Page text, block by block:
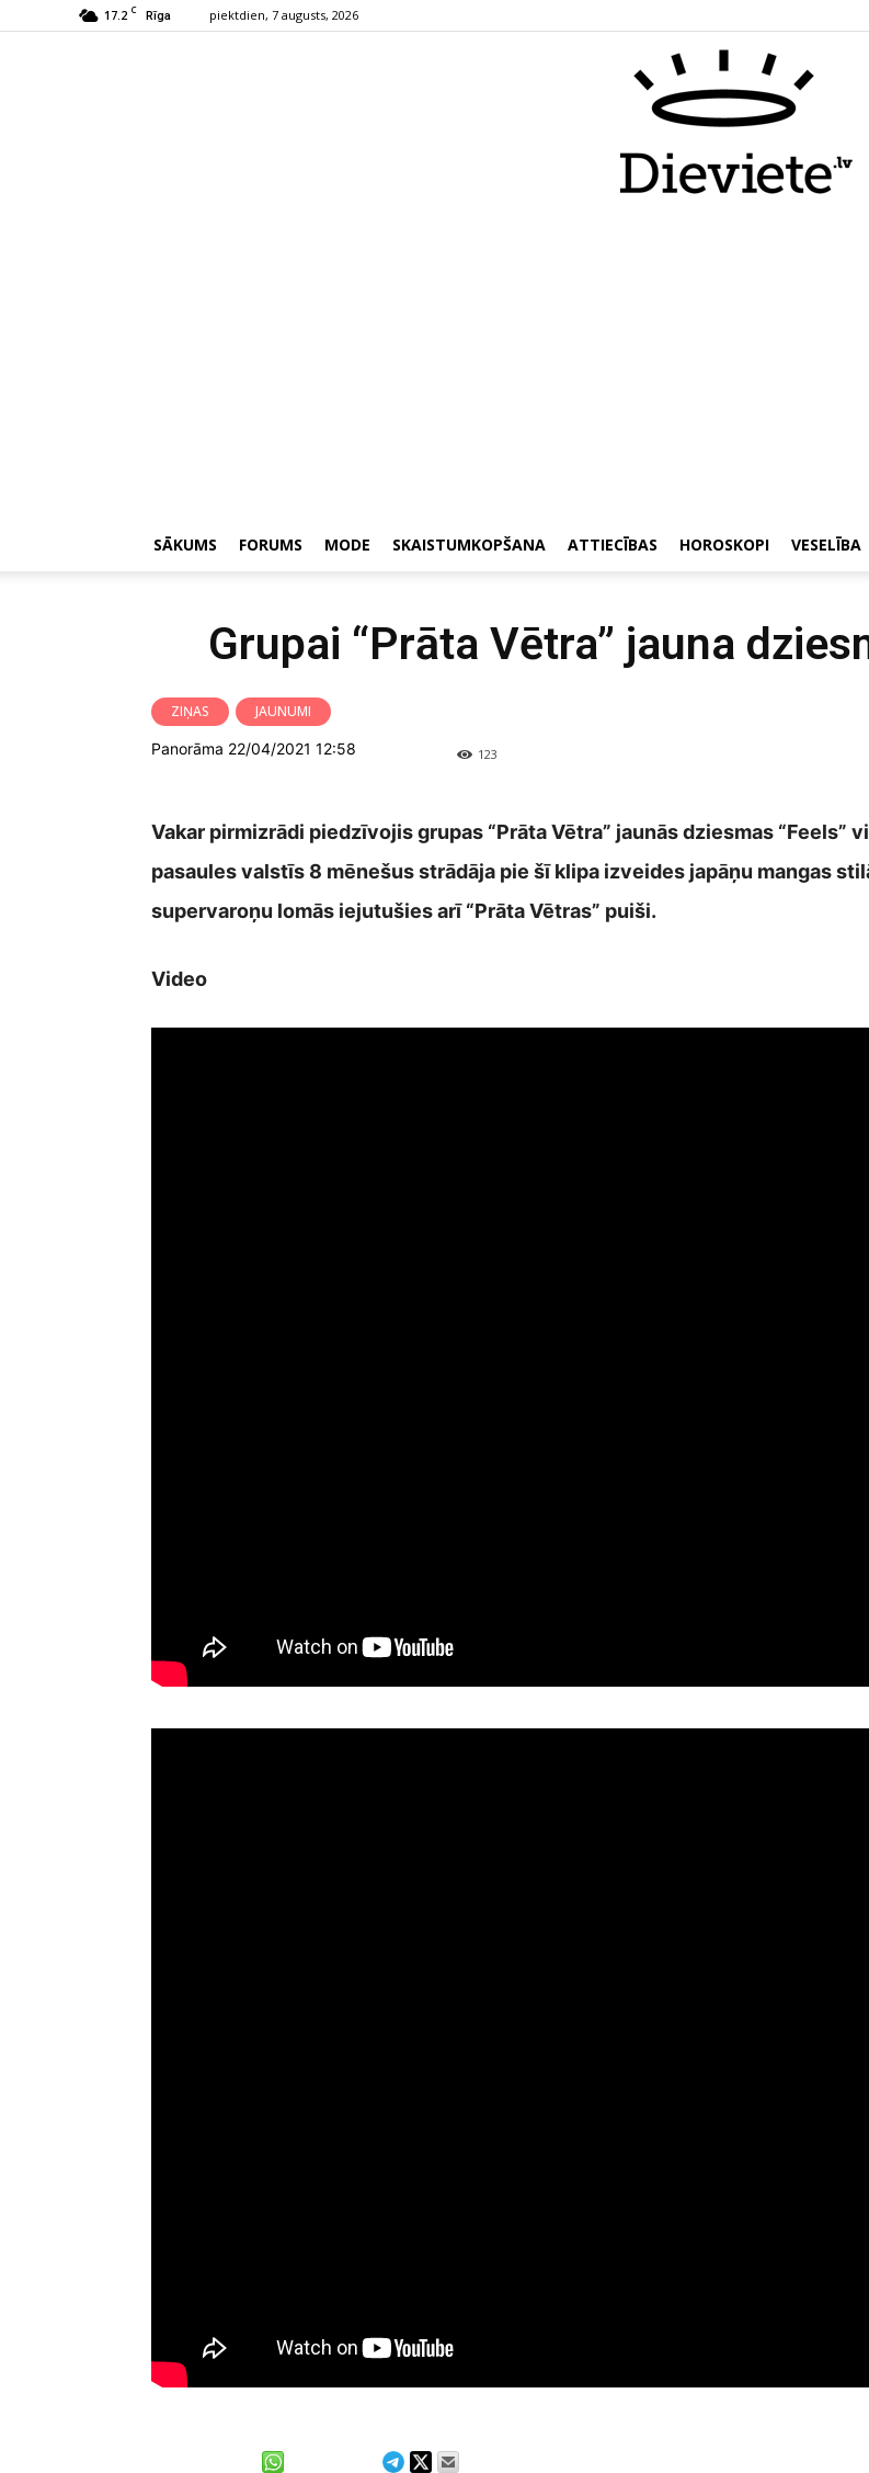
17.2 C Rīga piektdien, 7 augusts, 2026
SĀKUMS FORUMS MODE SKAISTUMKOPŠANA ATTIECĪBAS HOROSKOPI VESELĪBA
Grupai “Prāta Vētra” jauna
ZIŅAS
JAUNUMI
Panorāma 22/04/2021 12:58
123
Vakar pirmizrādi piedzīvojis grupas “Prāta Vētra” jaunās dziesmas “Feels”
pasaules valstīs 8 mēnešus strādāja pie šī klipa izveides japāņu mangas
supervaroņu lomās iejutušies arī “Prāta Vētras” puiši.
Video